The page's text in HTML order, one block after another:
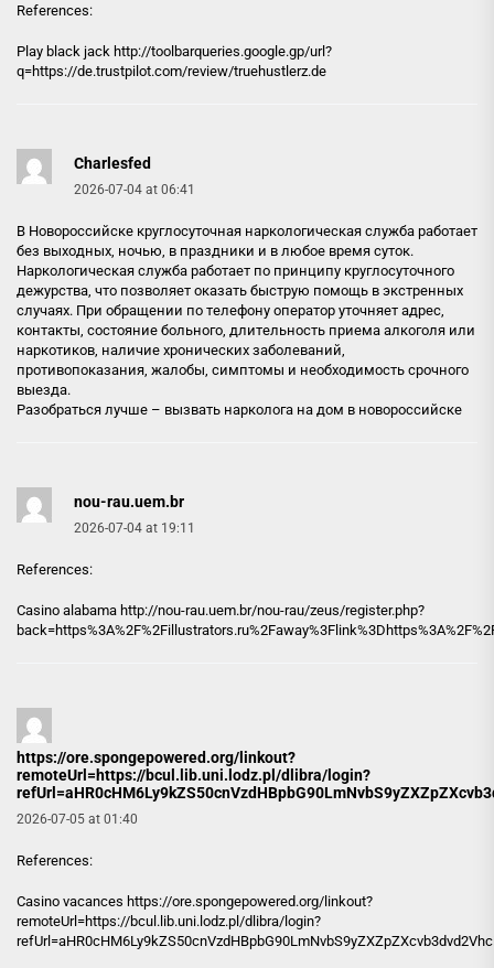
References:
Play black jack http://toolbarqueries.google.gp/url?
q=https://de.trustpilot.com/review/truehustlerz.de
Charlesfed
2026-07-04 at 06:41
В Новороссийске круглосуточная наркологическая служба работает
без выходных, ночью, в праздники и в любое время суток.
Наркологическая служба работает по принципу круглосуточного
дежурства, что позволяет оказать быструю помощь в экстренных
случаях. При обращении по телефону оператор уточняет адрес,
контакты, состояние больного, длительность приема алкоголя или
наркотиков, наличие хронических заболеваний,
противопоказания, жалобы, симптомы и необходимость срочного
выезда.
Разобраться лучше – вызвать нарколога на дом в новороссийске
nou-rau.uem.br
2026-07-04 at 19:11
References:
Casino alabama http://nou-rau.uem.br/nou-rau/zeus/register.php?
https://ore.spongepowered.org/linkout?
remoteUrl=https://bcul.lib.uni.lodz.pl/dlibra/login?
2026-07-05 at 01:40
References:
Casino vacances https://ore.spongepowered.org/linkout?
remoteUrl=https://bcul.lib.uni.lodz.pl/dlibra/login?